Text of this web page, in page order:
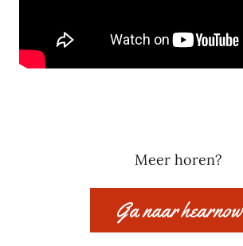
Meer horen?
Ga naar hearnow